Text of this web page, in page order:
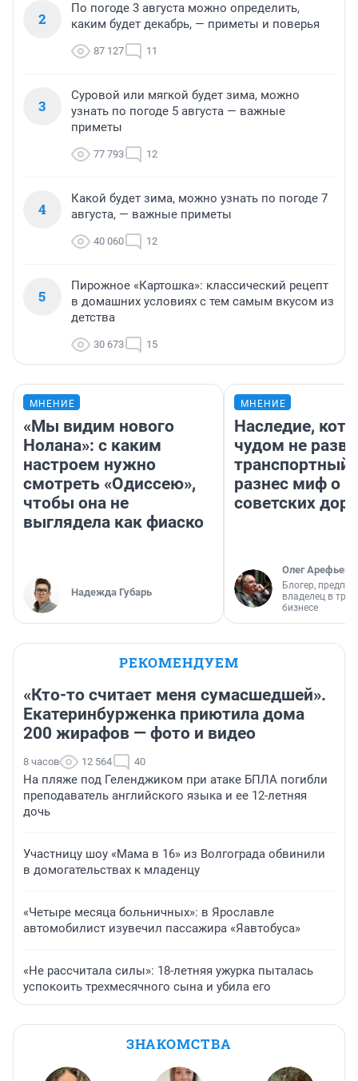
2
По погоде 3 августа можно определить,
каким будет декабрь, — приметы и поверья
87 127 11
3
Суровой или мягкой будет зима, можно
узнать по погоде 5 августа — важные
приметы
77 793 12
4
Какой будет зима, можно узнать по погоде 7
августа, — важные приметы
40 060 12
5
Пирожное «Картошка»: классический рецепт
в домашних условиях с тем самым вкусом из
детства
30 673 15
МНЕНИЕ
«Мы видим нового
Нолана»: с каким
настроем нужно
смотреть «Одиссею»,
чтобы она не
выглядела как фиаско
Надежда Губарь
МНЕНИЕ
Наследие,
чудом не
транспортный
разнес миф о
советских
Олег Арефьев
Блогер,
владелец в
бизнесе
РЕКОМЕНДУЕМ
«Кто-то считает меня сумасшедшей».
Екатеринбурженка приютила дома
200 жирафов — фото и видео
8 часов 12 564 40
На пляже под Геленджиком при атаке БПЛА погибли
преподаватель английского языка и ее 12-летняя
дочь
Участницу шоу «Мама в 16» из Волгограда обвинили
в домогательствах к младенцу
«Четыре месяца больничных»: в Ярославле
автомобилист изувечил пассажира «Яавтобуса»
«Не рассчитала силы»: 18-летняя ужурка пыталась
успокоить трехмесячного сына и убила его
ЗНАКОМСТВА